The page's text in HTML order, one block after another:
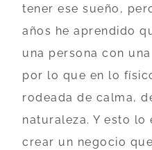
tener ese sueño,
años he aprendido
una persona con
por lo que en lo
rodeada de calma,
naturaleza. Y esto
crear un negocio